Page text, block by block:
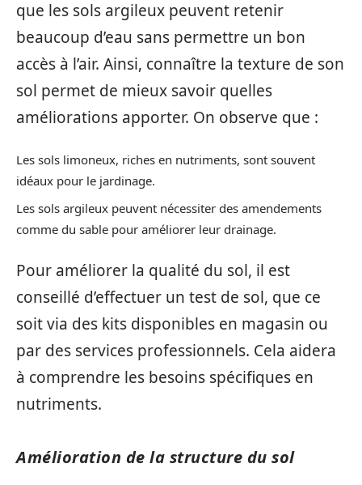
que les sols argileux peuvent retenir
beaucoup d’eau sans permettre un bon
accès à l’air. Ainsi, connaître la texture de son
sol permet de mieux savoir quelles
améliorations apporter. On observe que :
Les sols limoneux, riches en nutriments, sont souvent
idéaux pour le jardinage.
Les sols argileux peuvent nécessiter des amendements
comme du sable pour améliorer leur drainage.
Pour améliorer la qualité du sol, il est
conseillé d’effectuer un test de sol, que ce
soit via des kits disponibles en magasin ou
par des services professionnels. Cela aidera
à comprendre les besoins spécifiques en
nutriments.
Amélioration de la structure du sol